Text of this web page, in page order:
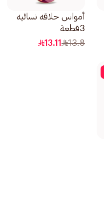
أمواس حلاقه نسائيه
3قطعة
13.8
13.11